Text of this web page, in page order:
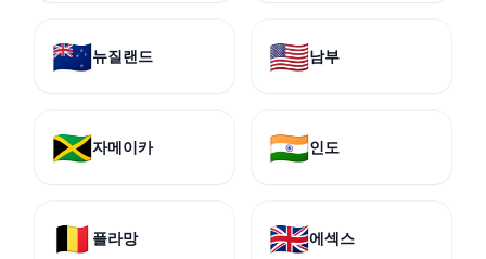
🇳🇿뉴질랜드 🇺🇸남부
🇯🇲자메이카 🇮🇳인도
🇧🇪 플라망 🇬🇧에섹스